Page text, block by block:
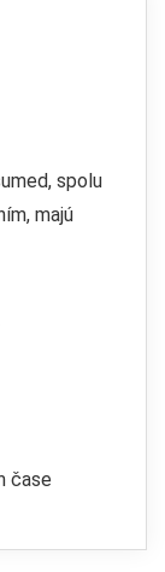
spolu
majú
čase